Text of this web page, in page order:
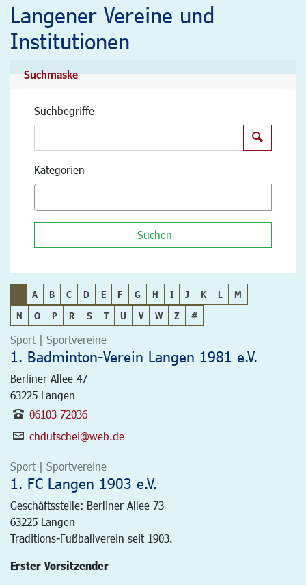
Langener Vereine und
Institutionen
Suchmaske
Suchbegriffe
Kategorien
Suchen
A B C D E F G H I J K L
M
N
O P R S T U V W Z #
Sport | Sportvereine
1. Badminton-Verein Langen 1981 e.V.
Berliner Allee 47
63225 Langen
06103 72036
chdutschei@web.de
Sport | Sportvereine
1. FC Langen 1903 e.V.
Geschäftsstelle: Berliner Allee 73
63225 Langen
Traditions-Fußballverein seit 1903.
Erster Vorsitzender